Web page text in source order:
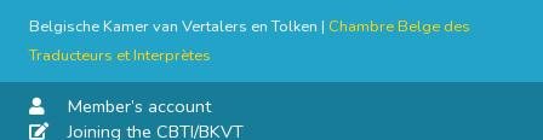
Belgische Kamer van Vertalers en Tolken | Chambre Belge des
Traducteurs et Interprètes
Member’s account
Joining the CBTI/BKVT